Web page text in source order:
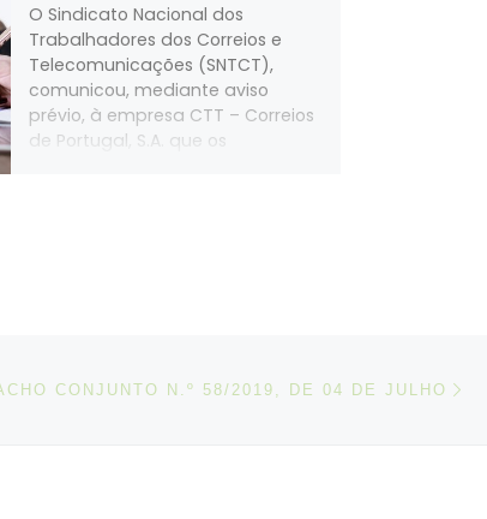
O Sindicato Nacional dos
Trabalhadores dos Correios e
Telecomunicações (SNTCT),
comunicou, mediante aviso
prévio, à empresa CTT – Correios
de Portugal, S.A. que os
CONJUNTO N.º 58/2019, DE 04 DE JULHO